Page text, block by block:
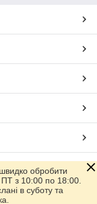
якісного
обробити
з 10:00 по 18:00.
в суботу та